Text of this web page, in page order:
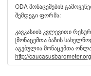
ODA მონაცემების
შემდეგი ფორმა:
კავკასიის კვლევითი
[მონაცემთა ბაზის
აგებულია მონაცემთა
http://caucasusbarometer.org